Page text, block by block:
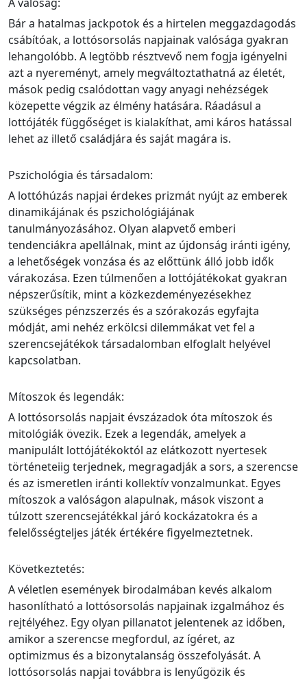
Bár a hatalmas jackpotok és a hirtelen meggazdagodás
csábítóak, a lottósorsolás napjainak valósága gyakran
lehangolóbb. A legtöbb résztvevő nem fogja igényelni
azt a nyereményt, amely megváltoztathatná az életét,
mások pedig csalódottan vagy anyagi nehézségek
közepette végzik az élmény hatására. Ráadásul a
lottójáték függőséget is kialakíthat, ami káros hatással
lehet az illető családjára és saját magára is.
Pszichológia és társadalom:
A lottóhúzás napjai érdekes prizmát nyújt az emberek
dinamikájának és pszichológiájának
tanulmányozásához. Olyan alapvető emberi
tendenciákra apellálnak, mint az újdonság iránti igény,
a lehetőségek vonzása és az előttünk álló jobb idők
várakozása. Ezen túlmenően a lottójátékokat gyakran
népszerűsítik, mint a közkezdeményezésekhez
szükséges pénzszerzés és a szórakozás egyfajta
módját, ami nehéz erkölcsi dilemmákat vet fel a
szerencsejátékok társadalomban elfoglalt helyével
kapcsolatban.
Mítoszok és legendák:
A lottósorsolás napjait évszázadok óta mítoszok és
mitológiák övezik. Ezek a legendák, amelyek a
manipulált lottójátékoktól az elátkozott nyertesek
történeteiig terjednek, megragadják a sors, a szerencse
és az ismeretlen iránti kollektív vonzalmunkat. Egyes
mítoszok a valóságon alapulnak, mások viszont a
túlzott szerencsejátékkal járó kockázatokra és a
felelősségteljes játék értékére figyelmeztetnek.
Következtetés:
A véletlen események birodalmában kevés alkalom
hasonlítható a lottósorsolás napjainak izgalmához és
rejtélyéhez. Egy olyan pillanatot jelentenek az időben,
amikor a szerencse megfordul, az ígéret, az
optimizmus és a bizonytalanság összefolyását. A
lottósorsolás napjai továbbra is lenyűgözik és